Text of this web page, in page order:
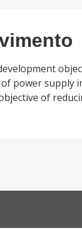
power supply
of